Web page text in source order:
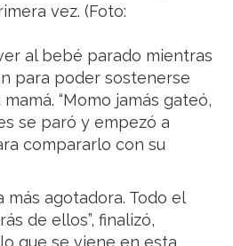
vez. (Foto:
al bebé parado mientras
para poder sostenerse
“Momo jamás gateó,
se paró y empezó a
compararlo con su
más agotadora. Todo el
de ellos”, finalizó,
que se viene en esta